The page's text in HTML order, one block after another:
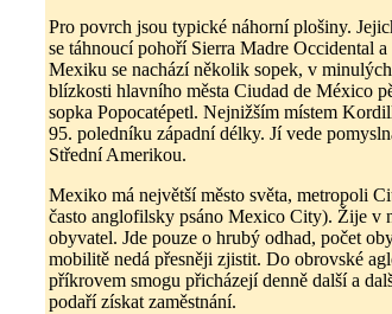
Pro povrch jsou typické náhorní plošiny.
se táhnoucí pohoří Sierra Madre Occidental
Mexiku se nachází několik sopek, v
blízkosti hlavního města Ciudad de México
sopka Popocatépetl. Nejnižším místem
95. poledníku západní délky. Jí vede
Střední Amerikou.
Mexiko má největší město světa, metropoli
často anglofilsky psáno Mexico City). Žije v
obyvatel. Jde pouze o hrubý odhad, počet
mobilitě nedá přesněji zjistit. Do obrovské
příkrovem smogu přicházejí denně další a
podaří získat zaměstnání.